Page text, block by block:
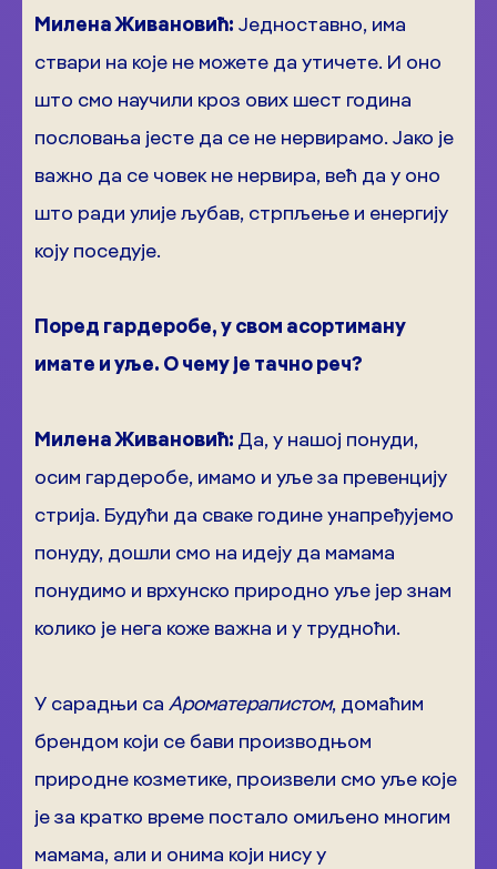
Милена Живановић: Једноставно, има
ствари на које не можете да утичете. И оно
што смо научили кроз ових шест година
пословања јесте да се не нервирамо. Јако је
важно да се човек не нервира, већ да у оно
што ради улије љубав, стрпљење и енергију
коју поседује.
Поред гардеробе, у свом асортиману
имате и уље. О чему је тачно реч?
Милена Живановић: Да, у нашој понуди,
осим гардеробе, имамо и уље за превенцију
стрија. Будући да сваке године унапређујемо
понуду, дошли смо на идеју да мамама
понудимо и врхунско природно уље јер знам
колико је нега коже важна и у трудноћи.
У сарадњи са Ароматерапистом, домаћим
брендом који се бави производњом
природне козметике, произвели смо уље које
је за кратко време постало омиљено многим
мамама, али и онима који нису у